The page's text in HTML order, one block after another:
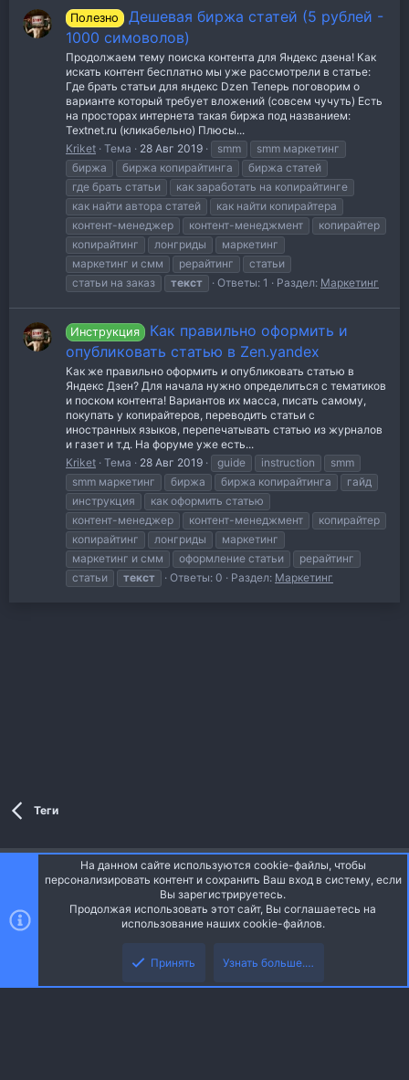
Полезно
Дешевая биржа статей (5 рублей -
1000 симоволов)
Продолжаем тему поиска контента для Яндекс дзена! Как
искать контент бесплатно мы уже рассмотрели в статье:
Где брать статьи для яндекс Dzen Теперь поговорим о
варианте который требует вложений (совсем чучуть) Есть
на просторах интернета такая биржа под названием:
Textnet.ru (кликабельно) Плюсы...
Kriket Тема 28 Авг 2019 smm
smm маркетинг
биржа
биржа копирайтинга
биржа статей
где брать статьи
как заработать на копирайтинге
как найти автора статей
как найти копирайтера
контент-менеджер
контент-менеджмент
копирайтер
копирайтинг
лонгриды
маркетинг
маркетинг и смм
рерайтинг
статьи
статьи на заказ
текст Ответы: 1 Раздел: Маркетинг
Инструкция
Как правильно оформить и
опубликовать статью в Zen.yandex
Как же правильно оформить и опубликовать статью в
Яндекс Дзен? Для начала нужно определиться с тематиков
и поском контента! Вариантов их масса, писать самому,
покупать у копирайтеров, переводить статьи с
иностранных языков, перепечатывать статью из журналов
и газет и т.д. На форуме уже есть...
Kriket Тема 28 Авг 2019 guide instruction
smm
smm маркетинг
биржа биржа копирайтинга
гайд
инструкция
как оформить статью
контент-менеджер
контент-менеджмент
копирайтер
копирайтинг
лонгриды
маркетинг
маркетинг и смм
оформление статьи
рерайтинг
статьи
текст Ответы: 0 Раздел: Маркетинг
Теги
Обратная связь
Условия и правила
Политика конфиденциальности
Style and add-ons by ThemeHouse
Перевод от Jumuro ®
Запросы 13 Время 0.0335s
3.32MB
Верх
На данном сайте используются cookie-файлы, чтобы
персонализировать контент и сохранить Ваш вход в систему, если
Вы зарегистрируетесь.
Продолжая использовать этот сайт, Вы соглашаетесь на
использование наших cookie-файлов.
Принять Узнать больше.…